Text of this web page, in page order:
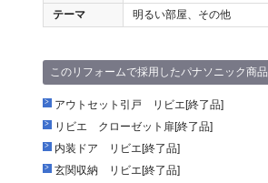
テーマ
明るい部屋、その他
このリフォームで採用したパナソニック商品
アウトセット引戸 リビエ[終了品]
リビエ クローゼット扉[終了品]
内装ドア リビエ[終了品]
玄関収納 リビエ[終了品]